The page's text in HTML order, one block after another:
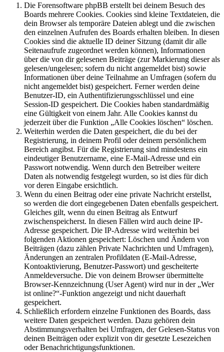
Die Forensoftware phpBB erstellt bei deinem Besuch des
Boards mehrere Cookies. Cookies sind kleine Textdateien, die
dein Browser als temporäre Dateien ablegt und die zwischen
den einzelnen Aufrufen des Boards erhalten bleiben. In diesen
Cookies sind die aktuelle ID deiner Sitzung (damit dir alle
Seitenaufrufe zugeordnet werden können), Informationen
über die von dir gelesenen Beiträge (zur Markierung dieser als
gelesen/ungelesen; sofern du nicht angemeldet bist) sowie
Informationen über deine Teilnahme an Umfragen (sofern du
nicht angemeldet bist) gespeichert. Ferner werden deine
Benutzer-ID, ein Authentifizierungsschlüssel und eine
Session-ID gespeichert. Die Cookies haben standardmäßig
eine Gültigkeit von einem Jahr. Alle Cookies kannst du
jederzeit über die Funktion „Alle Cookies löschen“ löschen.
Weiterhin werden die Daten gespeichert, die du bei der
Registrierung, in deinem Profil oder deinem persönlichem
Bereich angibst. Für die Registrierung sind mindestens ein
eindeutiger Benutzername, eine E-Mail-Adresse und ein
Passwort notwendig. Wenn durch den Betreiber weitere
Daten als notwendig festgelegt wurden, so ist dies für dich
vor deren Eingabe ersichtlich.
Wenn du einen Beitrag oder eine private Nachricht erstellst,
so werden die dort eingegebenen Daten ebenfalls gespeichert.
Gleiches gilt, wenn du einen Beitrag als Entwurf
zwischenspeicherst. In diesen Fällen wird auch deine IP-
Adresse gespeichert. Die IP-Adresse wird weiterhin bei
folgenden Aktionen gespeichert: Löschen und Ändern von
Beiträgen (dazu zählen Private Nachrichten und Umfragen),
Änderungen an zentralen Profildaten (E-Mail-Adresse,
Kontoaktivierung, Benutzer-Passwort) und gescheiterte
Anmeldeversuche. Die von deinem Browser übermittelte
Browser-Kennzeichnung (User Agent) wird nur in der „Wer
ist online?“-Funktion angezeigt und nicht dauerhaft
gespeichert.
Schließlich erfordern einzelne Funktionen des Boards, dass
weitere Daten gespeichert werden. Dazu gehören dein
Abstimmungsverhalten bei Umfragen, der Gelesen-Status von
deinen Beiträgen oder explizit von dir gesetzte Lesezeichen
oder Benachrichtigungsfunktionen.